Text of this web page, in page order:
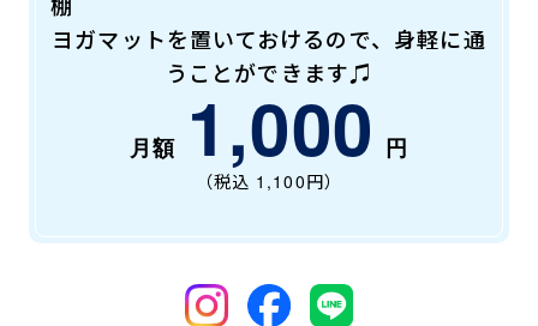
ヨガマットを置いておけるので、身軽に通
うことができます♫
1,000
（税込 1,100円）